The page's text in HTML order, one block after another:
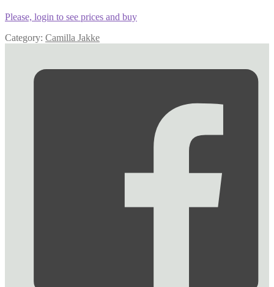
Please, login to see prices and buy
Category: Camilla Jakke